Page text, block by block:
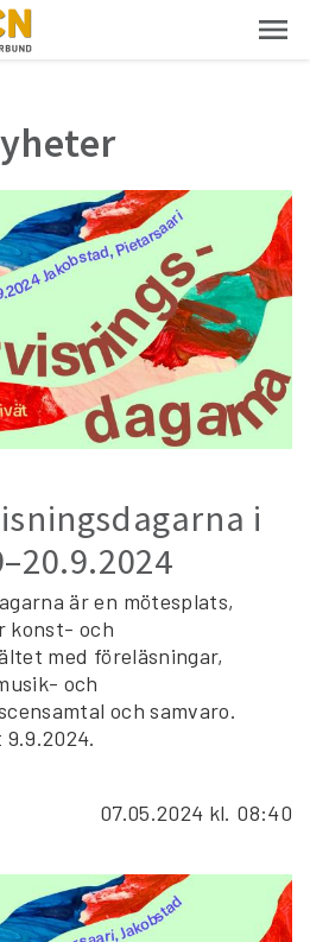
i
är en mötesplats,
konst- och
med föreläsningar,
och
och samvaro.
9.9.2024.
07.05.2024 kl. 08:40